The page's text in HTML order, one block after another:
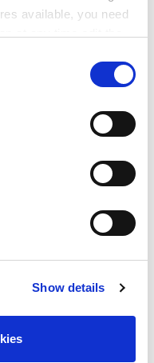
available, you need
Show details
την
της προκήρυξης